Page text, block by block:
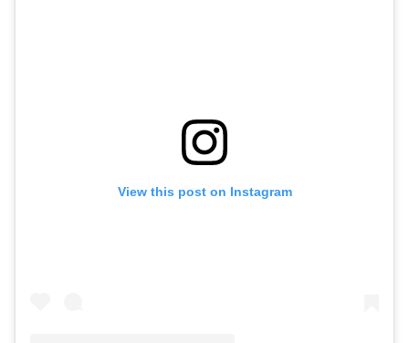
View this post on Instagram